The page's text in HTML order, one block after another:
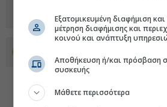
Εξατομικευμένη διαφήμιση
μέτρηση διαφήμισης και
κοινού και ανάπτυξη
Αποθήκευση ή/και πρόσβαση
συσκευής
Μάθετε περισσότερα